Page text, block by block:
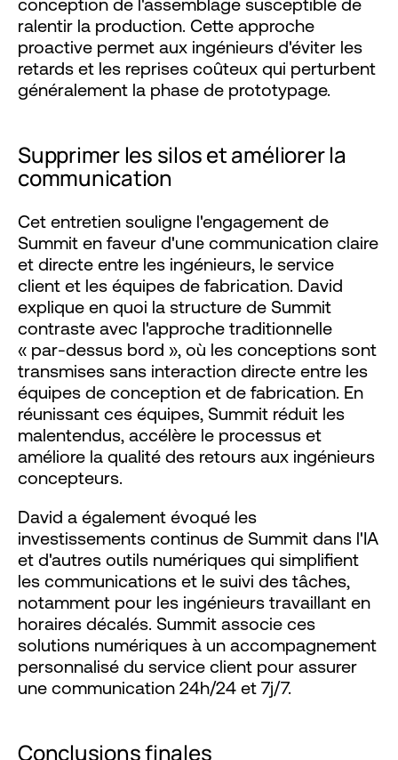
conception de l'assemblage susceptible de
ralentir la production. Cette approche
proactive permet aux ingénieurs d'éviter les
retards et les reprises coûteux qui perturbent
généralement la phase de prototypage.
Supprimer les silos et améliorer la
communication
Cet entretien souligne l'engagement de
Summit en faveur d'une communication claire
et directe entre les ingénieurs, le service
client et les équipes de fabrication. David
explique en quoi la structure de Summit
contraste avec l'approche traditionnelle
« par-dessus bord », où les conceptions sont
transmises sans interaction directe entre les
équipes de conception et de fabrication. En
réunissant ces équipes, Summit réduit les
malentendus, accélère le processus et
améliore la qualité des retours aux ingénieurs
concepteurs.
David a également évoqué les
investissements continus de Summit dans l'IA
et d'autres outils numériques qui simplifient
les communications et le suivi des tâches,
notamment pour les ingénieurs travaillant en
horaires décalés. Summit associe ces
solutions numériques à un accompagnement
personnalisé du service client pour assurer
une communication 24h/24 et 7j/7.
Conclusions finales